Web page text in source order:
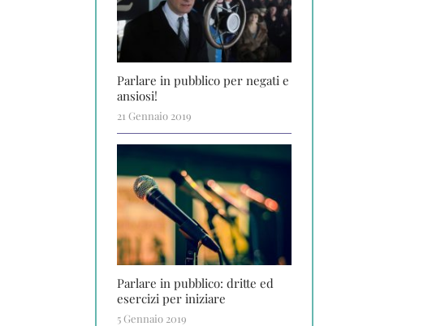
Parlare in pubblico per negati e
ansiosi!
21 Gennaio 2019
Parlare in pubblico: dritte ed
esercizi per iniziare
5 Gennaio 2019